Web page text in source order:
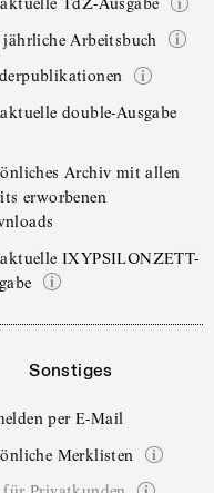
jährliche Arbeitsbuch
double-Ausgabe
Archiv mit allen
erworbenen
IXYPSILONZETT-
Sonstiges
per E-Mail
Merklisten